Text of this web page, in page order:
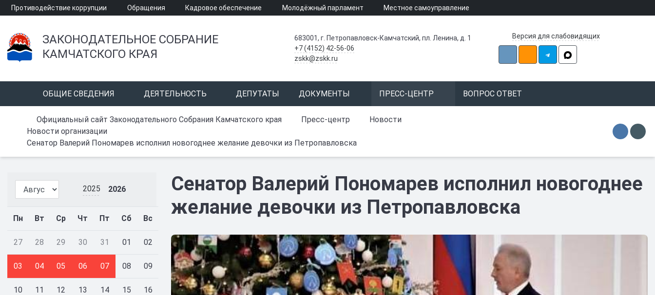
Противодействие коррупции Обращения Кадровое обеспечение Молодёжный парламент Местное самоуправление
ЗАКОНОДАТЕЛЬНОЕ СОБРАНИЕ
КАМЧАТСКОГО КРАЯ
683001, г. Петропавловск-Камчатский, пл. Ленина, д. 1
+7 (4152) 42-56-06
zskk@zskk.ru
Версия для слабовидящих
ОБЩИЕ СВЕДЕНИЯ ДЕЯТЕЛЬНОСТЬ ДЕПУТАТЫ ДОКУМЕНТЫ ПРЕСС-ЦЕНТР ВОПРОС ОТВЕТ
Официальный сайт Законодательного Собрания Камчатского края Пресс-центр
Новости
Новости организации
Сенатор Валерий Пономарев исполнил новогоднее желание девочки из Петропавловска
2025 2026
Пн Вт Ср Чт Пт Сб Вс
27 28 29 30 31 01 02
03 04 05 06 07 08 09
10 11 12 13 14 15 16
Сенатор Валерий Пономарев исполнил новогоднее
желание девочки из Петропавловска